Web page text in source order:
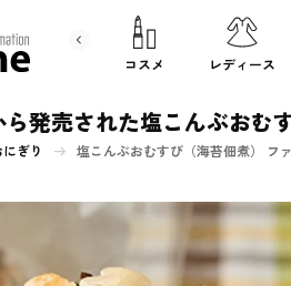
文房具 コスメ レディース
発売された塩こんぶおむ
ぎり 塩こんぶおむすび（海苔佃煮） フ